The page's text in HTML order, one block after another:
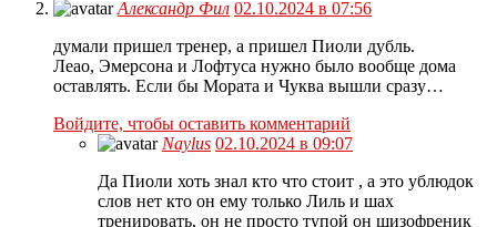
Александр Фил 02.10.2024 в 07:56
думали пришел тренер, а пришел Пиоли дубль.
Леао, Эмерсона и Лофтуса нужно было вообще дома
оставлять. Если бы Мората и Чуква вышли сразу…
Войдите, чтобы оставить комментарий
Naylus 02.10.2024 в 09:07
Да Пиоли хоть знал кто что стоит , а это ублюдок
слов нет кто он ему только Лиль и шах
тренировать, он не просто тупой он шизофреник